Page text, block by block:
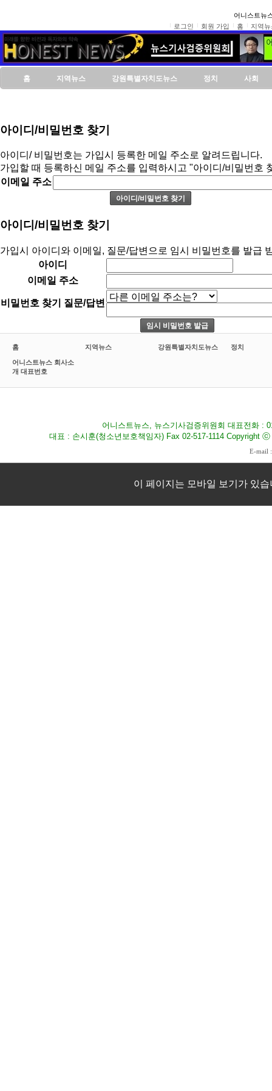
어니스트뉴
로그인
회원 가입 홈 지역뉴
홈 지역뉴스 강원특별자치도뉴스 정치 사회
아이디/비밀번호 찾기
아이디/ 비밀번호는 가입시 등록한 메일 주소로 알려드립니다.
가입할 때 등록하신 메일 주소를 입력하시고 "아이디/비밀번호
이메일 주소
아이디/비밀번호 찾기
가입시 아이디와 이메일, 질문/답변으로 임시 비밀번호를 발급
아이디
이메일 주소
비밀번호 찾기 질문/답변
홈 지역뉴스 강원특별자치도뉴스 정치
어니스트뉴스 회사소
개 대표번호
어니스트뉴스, 뉴스기사검증위원회 대표전화 :
대표 : 손시훈(청소년보호책임자) Fax 02-517-1114 Copyright
E-mail
이 페이지는 모바일 보기가 있